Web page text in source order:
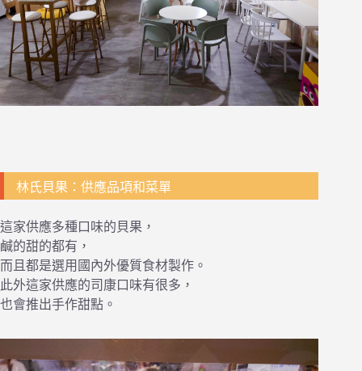
林氏貝果：供應品項和菜單
這家供應多種口味的貝果，
鹹的甜的都有，
而且都是選用國內外優質食材製作。
此外這家供應的司康口味有很多，
也會推出手作甜點。